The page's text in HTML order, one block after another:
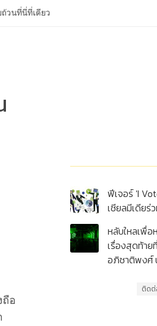
ถ้วนที่นี่ที่เดียว
อ
ฟีเจอร์ 'I
เชียลมีเดียร่
หลับใหลเพื่
เรื่องสุดท้าย
อภิชาติพงศ์
ติด